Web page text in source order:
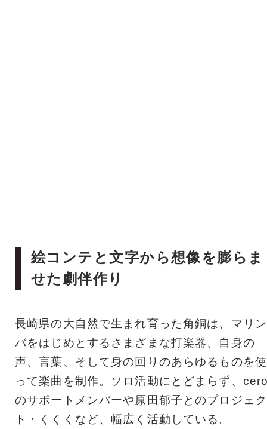
絵コンテと文字から想像を膨らま
せた劇伴作り
長崎県の大自然で生まれ育った角銅は、マリン
バをはじめとするさまざまな打楽器、自身の
声、言葉、そして身の回りのあらゆるものを使
って楽曲を制作。ソロ活動にとどまらず、
のサポートメンバーや原田郁子とのプロジェク
ト・くくくなど、幅広く活動している。